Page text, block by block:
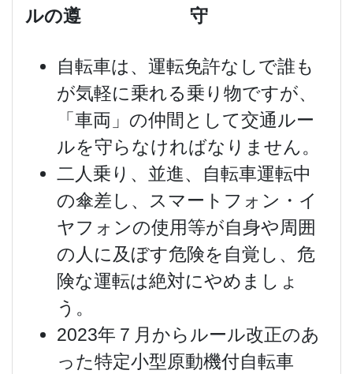
ルの遵 守
自転車は、運転免許なしで誰も
が気軽に乗れる乗り物ですが、
「車両」の仲間として交通ルー
ルを守らなければなりません。
二人乗り、並進、自転車運転中
の傘差し、スマートフォン・イ
ヤフォンの使用等が自身や周囲
の人に及ぼす危険を自覚し、危
険な運転は絶対にやめましょ
う。
2023年７月からルール改正のあ
った特定小型原動機付自転車